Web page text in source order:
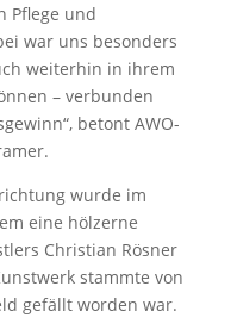
Pflege und
war uns besonders
weiterhin in ihrem
– verbunden
betont AWO-
wurde im
eine hölzerne
Christian Rösner
stammte von
gefällt worden war.